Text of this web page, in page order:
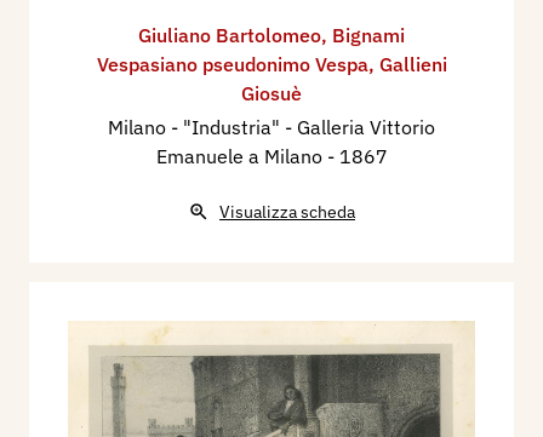
Giuliano Bartolomeo, Bignami
Vespasiano pseudonimo Vespa, Gallieni
Giosuè
Milano - "Industria" - Galleria Vittorio
Emanuele a Milano - 1867
Visualizza scheda